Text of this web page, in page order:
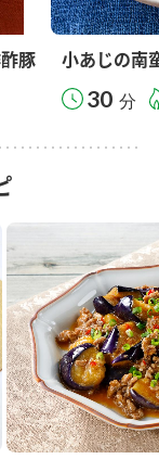
豚 小あじの南
30 分